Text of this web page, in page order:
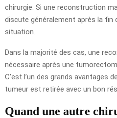
chirurgie. Si une reconstruction
discute généralement après la fin
situation.
Dans la majorité des cas, une
nécessaire après une
C’est l’un des grands avantages
tumeur est retirée avec un bon
Quand une autre